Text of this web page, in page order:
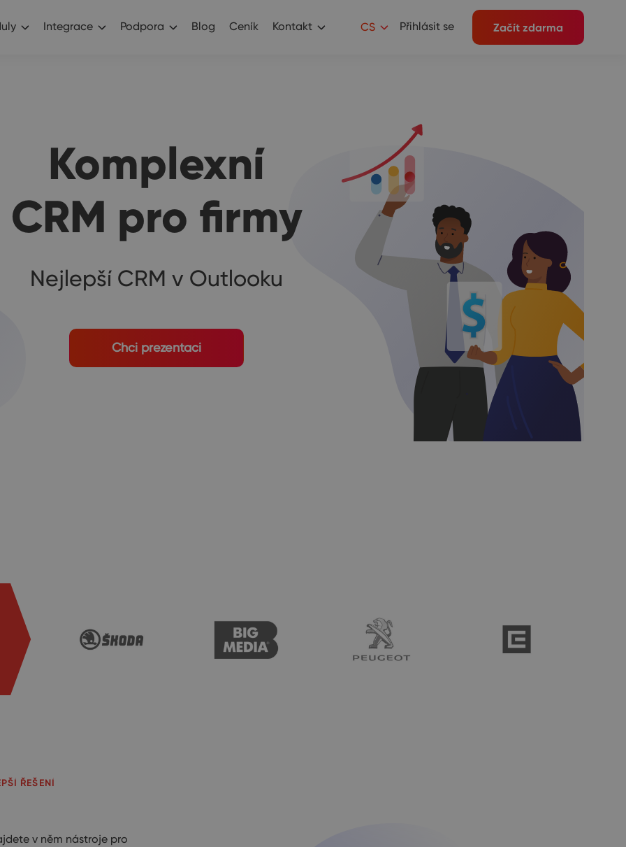
Integrace Podpora Blog Ceník Kontakt CS Přihlásit se Začít zdarma
Komplexní
CRM pro firmy
Nejlepší CRM v Outlooku
Chci prezentaci
ŘEŠENÍ
v něm nástroje pro